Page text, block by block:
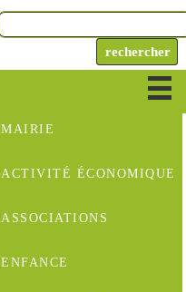
MAIRIE
ACTIVITÉ ÉCONOMIQUE
ASSOCIATIONS
ENFANCE